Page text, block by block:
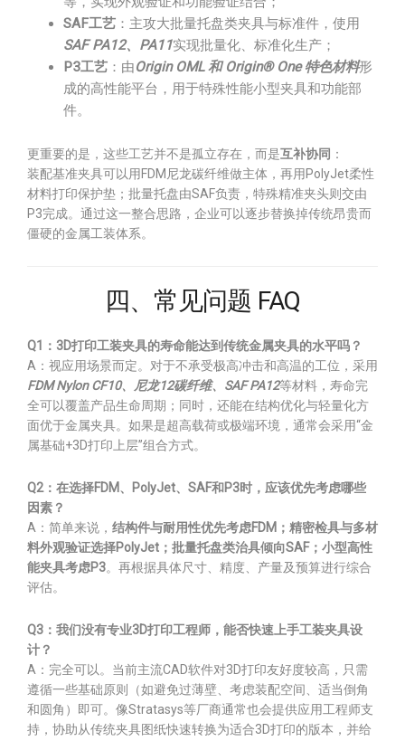
SAF工艺 ：主攻大批量托盘类夹具与标准件，使用
SAF PA12、PA11实现批量化、标准化生产；
P3工艺 ：由Origin OML 和 Origin® One 特色材料形
成的高性能平台，用于特殊性能小型夹具和功能部
件。
更重要的是，这些工艺并不是孤立存在，而是互补协同 ：
装配基准夹具可以用FDM尼龙碳纤维做主体，再用PolyJet柔性
材料打印保护垫；批量托盘由SAF负责，特殊精准夹头则交由
P3完成。通过这一整合思路，企业可以逐步替换掉传统昂贵而
僵硬的金属工装体系。
四、常见问题 FAQ
Q1：3D打印工装夹具的寿命能达到传统金属夹具的水平吗？
A：视应用场景而定。对于不承受极高冲击和高温的工位，采用
FDM Nylon CF10、尼龙12碳纤维、SAF PA12等材料，寿命完
全可以覆盖产品生命周期；同时，还能在结构优化与轻量化方
面优于金属夹具。如果是超高载荷或极端环境，通常会采用“金
属基础+3D打印上层”组合方式。
Q2：在选择FDM、PolyJet、SAF和P3时，应该优先考虑哪些
因素？
A：简单来说， 结构件与耐用性优先考虑FDM；精密检具与多材
料外观验证选择PolyJet；批量托盘类治具倾向SAF；小型高性
能夹具考虑P3。再根据具体尺寸、精度、产量及预算进行综合
评估。
Q3：我们没有专业3D打印工程师，能否快速上手工装夹具设
计？
A：完全可以。当前主流CAD软件对3D打印友好度较高，只需
遵循一些基础原则（如避免过薄壁、考虑装配空间、适当倒角
和圆角）即可。像Stratasys等厂商通常也会提供应用工程师支
持，协助从传统夹具图纸快速转换为适合3D打印的版本，并给